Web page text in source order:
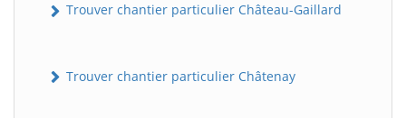
Trouver chantier particulier Château-Gaillard
Trouver chantier particulier Châtenay